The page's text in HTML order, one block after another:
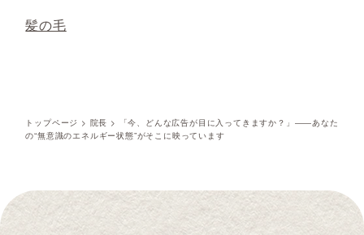
髪の毛
トップページ > 院長 >
「今、どんな広告が目に入ってきますか？」――あなた
の“無意識のエネルギー状態”がそこに映っています